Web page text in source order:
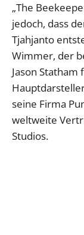
„The
jedoch, dass
Tjahjanto
Wimmer, der
Jason
seine Firma
weltweite
Studios.